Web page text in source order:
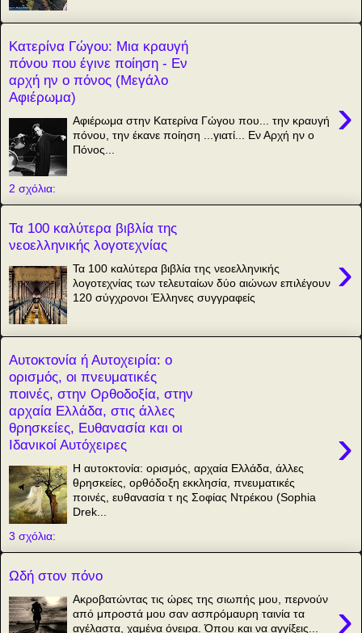
Κατερίνα Γώγου: Μια κραυγή
πόνου που έγινε ποίηση - Εν
αρχή ην ο πόνος (Μεγάλο
Αφιέρωμα)
›
Αφιέρωμα στην Κατερίνα Γώγου που... την κραυγή
πόνου, την έκανε ποίηση ...γιατί... Εν Αρχή ην ο
Πόνος...
2 σχόλια:
Τα 100 καλύτερα βιβλία της
νεοελληνικής λογοτεχνίας
›
Τα 100 καλύτερα βιβλία της νεοελληνικής
λογοτεχνίας των τελευταίων δύο αιώνων επιλέγουν
120 σύγχρονοι Έλληνες συγγραφείς
Αυτοκτονία ή Αυτοχειρία: ο
ορισμός, οι πνευματικές
ποινές, στην Ορθοδοξία, στην
αρχαία Ελλάδα, στις άλλες
θρησκείες, Ευθανασία και οι
Ιδανικοί Αυτόχειρες
›
Η αυτοκτονία: ορισμός, αρχαία Ελλάδα, άλλες
θρησκείες, ορθόδοξη εκκλησία, πνευματικές
ποινές, ευθανασία τ ης Σοφίας Ντρέκου (Sophia
Drek...
3 σχόλια:
Ωδή στον πόνο
›
Ακροβατώντας τις ώρες της σιωπής μου, περνούν
από μπροστά μου σαν ασπρόμαυρη ταινία τα
αγέλαστα, χαμένα όνειρα. Όπου και να αγγίξεις...